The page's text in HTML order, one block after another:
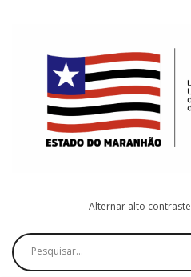
Alternar alto contraste
Pesquisar